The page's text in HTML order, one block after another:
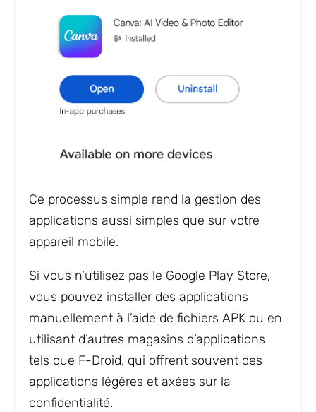
Ce processus simple rend la gestion des
applications aussi simples que sur votre
appareil mobile.
Si vous n’utilisez pas le Google Play Store,
vous pouvez installer des applications
manuellement à l’aide de fichiers APK ou en
utilisant d’autres magasins d’applications
tels que F-Droid, qui offrent souvent des
applications légères et axées sur la
confidentialité.